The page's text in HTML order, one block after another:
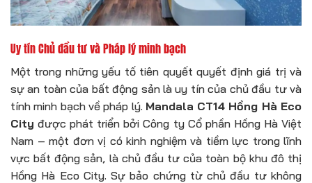
Uy tín Chủ đầu tư và Pháp lý minh bạch
Một trong những yếu tố tiên quyết quyết định giá trị và
sự an toàn của bất động sản là uy tín của chủ đầu tư và
tính minh bạch về pháp lý. Mandala CT14 Hồng Hà Eco
City được phát triển bởi Công ty Cổ phần Hồng Hà Việt
Nam – một đơn vị có kinh nghiệm và tiềm lực trong lĩnh
vực bất động sản, là chủ đầu tư của toàn bộ khu đô thị
Hồng Hà Eco City. Sự bảo chứng từ chủ đầu tư không